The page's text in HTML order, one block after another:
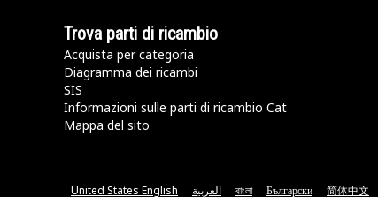
Trova parti di ricambio
Acquista per categoria
Diagramma dei ricambi
SIS
Informazioni sulle parti di ricambio Cat
Mappa del sito
United States English العربية বাংলা Български 简体中文